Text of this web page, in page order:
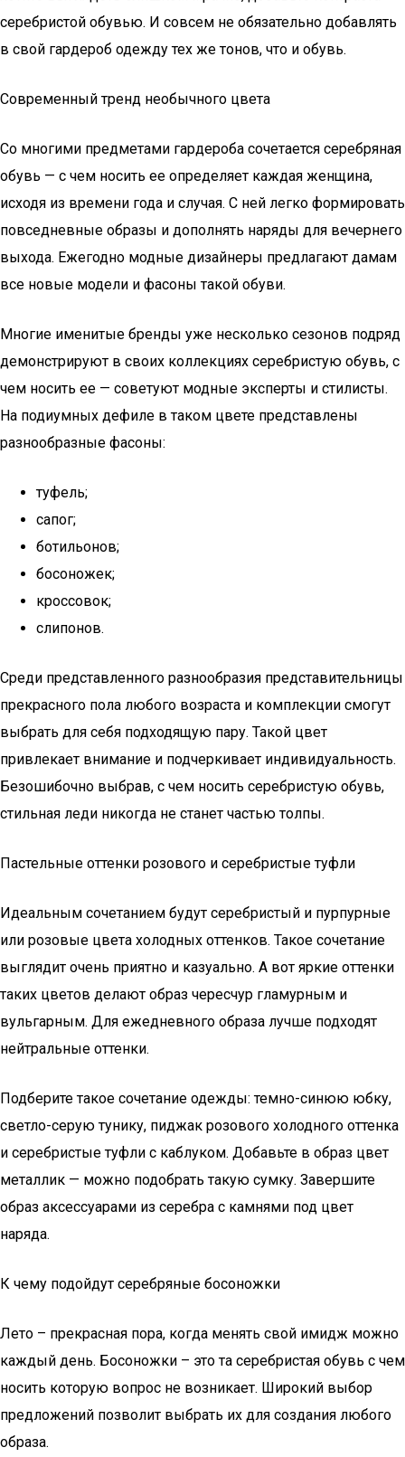
серебристой обувью. И совсем не обязательно добавлять
в свой гардероб одежду тех же тонов, что и обувь.
Современный тренд необычного цвета
Со многими предметами гардероба сочетается серебряная
обувь — с чем носить ее определяет каждая женщина,
исходя из времени года и случая. С ней легко формировать
повседневные образы и дополнять наряды для вечернего
выхода. Ежегодно модные дизайнеры предлагают дамам
все новые модели и фасоны такой обуви.
Многие именитые бренды уже несколько сезонов подряд
демонстрируют в своих коллекциях серебристую обувь, с
чем носить ее — советуют модные эксперты и стилисты.
На подиумных дефиле в таком цвете представлены
разнообразные фасоны:
туфель;
сапог;
ботильонов;
босоножек;
кроссовок;
слипонов.
Среди представленного разнообразия представительницы
прекрасного пола любого возраста и комплекции смогут
выбрать для себя подходящую пару. Такой цвет
привлекает внимание и подчеркивает индивидуальность.
Безошибочно выбрав, с чем носить серебристую обувь,
стильная леди никогда не станет частью толпы.
Пастельные оттенки розового и серебристые туфли
Идеальным сочетанием будут серебристый и пурпурные
или розовые цвета холодных оттенков. Такое сочетание
выглядит очень приятно и казуально. А вот яркие оттенки
таких цветов делают образ чересчур гламурным и
вульгарным. Для ежедневного образа лучше подходят
нейтральные оттенки.
Подберите такое сочетание одежды: темно-синюю юбку,
светло-серую тунику, пиджак розового холодного оттенка
и серебристые туфли с каблуком. Добавьте в образ цвет
металлик — можно подобрать такую сумку. Завершите
образ аксессуарами из серебра с камнями под цвет
наряда.
К чему подойдут серебряные босоножки
Лето – прекрасная пора, когда менять свой имидж можно
каждый день. Босоножки – это та серебристая обувь с чем
носить которую вопрос не возникает. Широкий выбор
предложений позволит выбрать их для создания любого
образа.